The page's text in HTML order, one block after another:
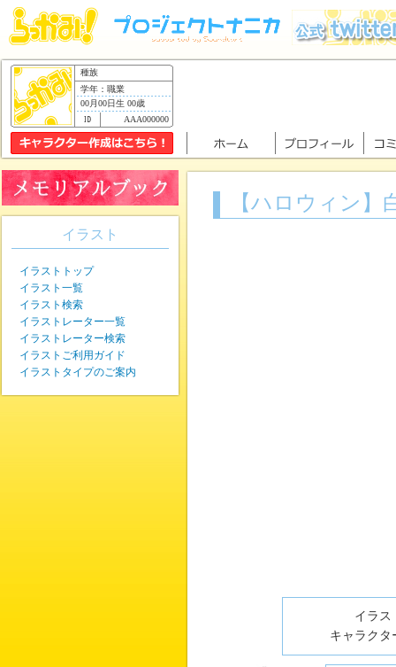
種族
学年：職業
00月00日生 00歳
AAA000000
【ハロウィン】
イラス
キャラクタ
イラスト
イラストトップ
イラスト一覧
イラスト検索
イラストレーター一覧
イラストレーター検索
イラストご利用ガイド
イラストタイプのご案内